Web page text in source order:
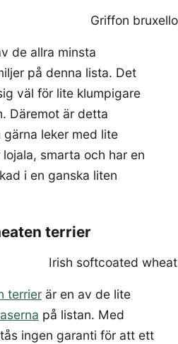
de allra minsta
på denna lista. Det
väl för lite klumpigare
Däremot är detta
leker med lite
smarta och har en
i en ganska liten
terrier
terrier är en av de lite
på listan. Med
ingen garanti för att ett